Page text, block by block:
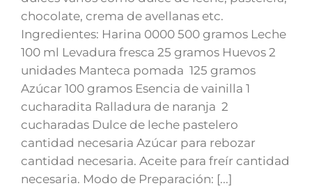
chocolate, crema de avellanas etc.
Ingredientes: Harina 0000 500 gramos Leche
100 ml Levadura fresca 25 gramos Huevos 2
unidades Manteca pomada 125 gramos
Azúcar 100 gramos Esencia de vainilla 1
cucharadita Ralladura de naranja 2
cucharadas Dulce de leche pastelero
cantidad necesaria Azúcar para rebozar
cantidad necesaria. Aceite para freír cantidad
necesaria. Modo de Preparación: [...]